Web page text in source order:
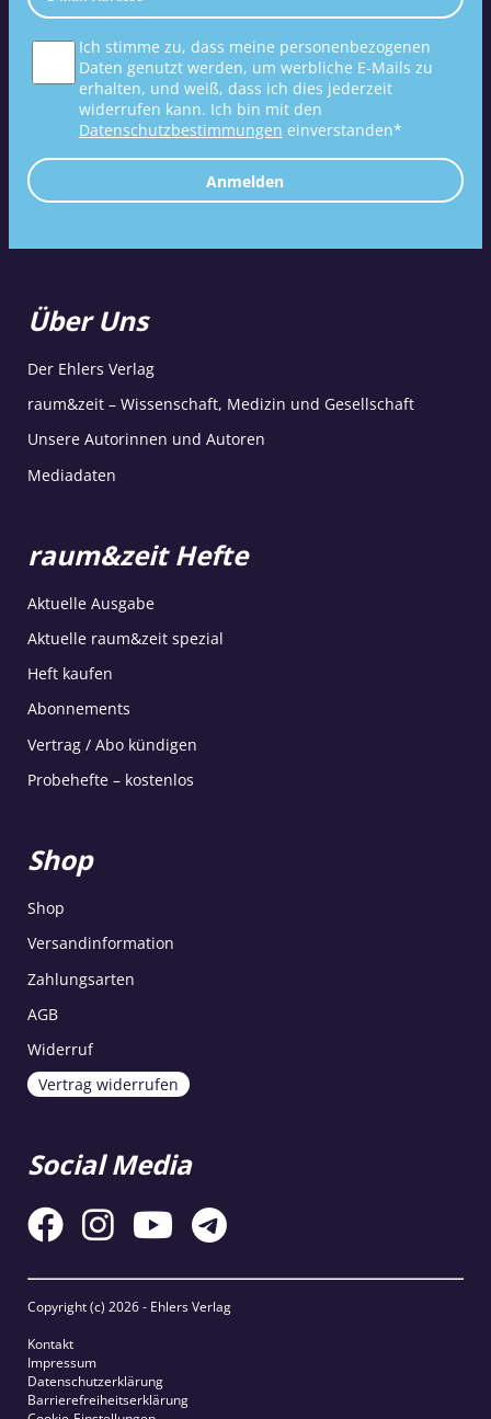
Ich stimme zu, dass meine personenbezogenen
Daten genutzt werden, um werbliche E-Mails zu
erhalten, und weiß, dass ich dies jederzeit
widerrufen kann. Ich bin mit den
Datenschutzbestimmungen einverstanden*
Anmelden
Über Uns
Der Ehlers Verlag
raum&zeit – Wissenschaft, Medizin und Gesellschaft
Unsere Autorinnen und Autoren
Mediadaten
raum&zeit Hefte
Aktuelle Ausgabe
Aktuelle raum&zeit spezial
Heft kaufen
Abonnements
Vertrag / Abo kündigen
Probehefte – kostenlos
Shop
Shop
Versandinformation
Zahlungsarten
AGB
Widerruf
Vertrag widerrufen
Social Media
Copyright (c) 2026 - Ehlers Verlag
Kontakt
Impressum
Datenschutzerklärung
Barrierefreiheitserklärung